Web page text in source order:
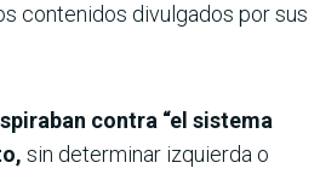
contenidos divulgados por sus
contra “el sistema
sin determinar izquierda o